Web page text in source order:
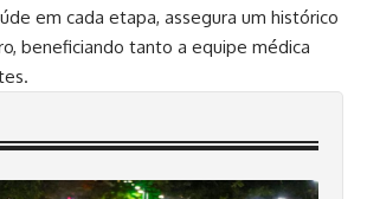
em cada etapa, assegura um histórico
beneficiando tanto a equipe médica